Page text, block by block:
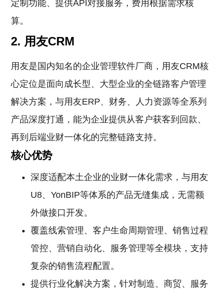
定制功能、提供API对接服务，费用根据需求核
算。
2. 用友CRM
用友是国内知名的企业管理软件厂商，用友CRM核
心定位是面向成长型、大型企业的全链路客户管理
解决方案，与用友ERP、财务、人力资源等全系列
产品深度打通，能为企业提供从客户获客到回款、
再到后端业财一体化的完整链路支持。
核心优势
深度适配本土企业的业财一体化需求，与用友
U8、YonBIP等体系的产品无缝集成，无需额
外做接口开发。
覆盖线索管理、客户生命周期管理、销售过程
管控、营销自动化、服务管理等全模块，支持
复杂的销售流程配置。
提供行业化解决方案，针对制造、商贸、服务